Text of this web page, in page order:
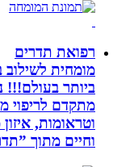
רפואת תדרים
מומחית לשילוב בין
מתקדם לריפוי
וטראומות, איזון
וחיים מתוך ”תדר